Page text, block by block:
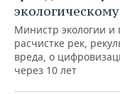
Министр экологии и
расчистке рек,
вреда, о
через 10 лет